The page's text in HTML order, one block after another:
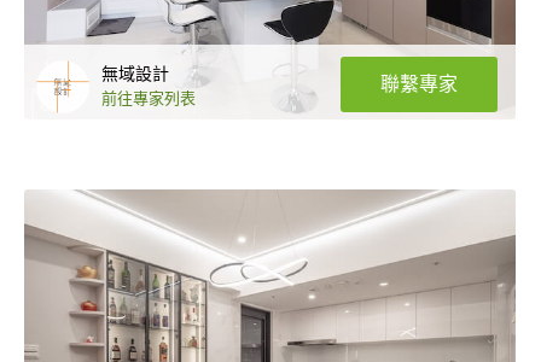
無域設計
前往專家列表
聯繫專家